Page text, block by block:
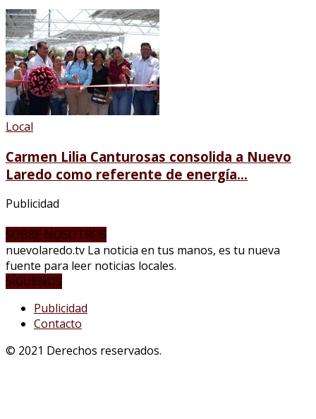
Local
Carmen Lilia Canturosas consolida a Nuevo
Laredo como referente de energía...
Publicidad
SOBRE NOSOTROS
nuevolaredo.tv La noticia en tus manos, es tu nueva
fuente para leer noticias locales.
SÍGUENOS
Publicidad
Contacto
© 2021 Derechos reservados.